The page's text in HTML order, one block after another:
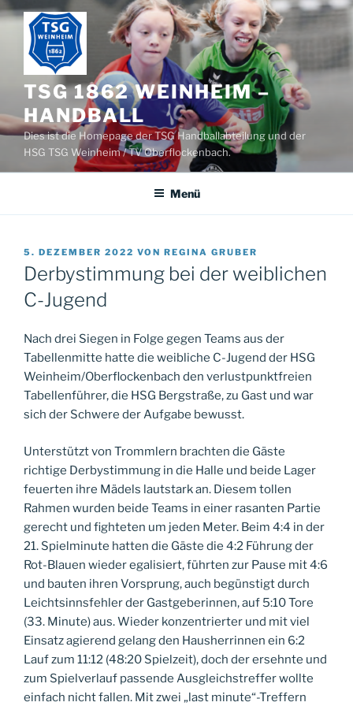
Zum
Inhalt
springen
TSG 1862 WEINHEIM –
HANDBALL
Dies ist die Homepage der TSG Handballabteilung und der
HSG TSG Weinheim / TV Oberflockenbach.
Menü
VERÖFFENTLICHT
AM
5. DEZEMBER 2022 VON REGINA GRUBER
Derbystimmung bei der weiblichen
C-Jugend
Nach drei Siegen in Folge gegen Teams aus der
Tabellenmitte hatte die weibliche C-Jugend der HSG
Weinheim/Oberflockenbach den verlustpunktfreien
Tabellenführer, die HSG Bergstraße, zu Gast und war
sich der Schwere der Aufgabe bewusst.
Unterstützt von Trommlern brachten die Gäste
richtige Derbystimmung in die Halle und beide Lager
feuerten ihre Mädels lautstark an. Diesem tollen
Rahmen wurden beide Teams in einer rasanten Partie
gerecht und fighteten um jeden Meter. Beim 4:4 in der
21. Spielminute hatten die Gäste die 4:2 Führung der
Rot-Blauen wieder egalisiert, führten zur Pause mit 4:6
und bauten ihren Vorsprung, auch begünstigt durch
Leichtsinnsfehler der Gastgeberinnen, auf 5:10 Tore
(33. Minute) aus. Wieder konzentrierter und mit viel
Einsatz agierend gelang den Hausherrinnen ein 6:2
Lauf zum 11:12 (48:20 Spielzeit), doch der ersehnte und
zum Spielverlauf passende Ausgleichstreffer wollte
einfach nicht fallen. Mit zwei „last minute“-Treffern